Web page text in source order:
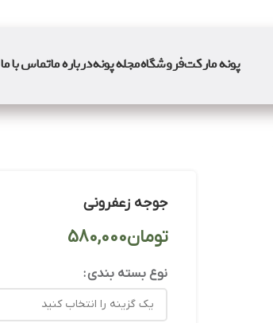
پونه مارکتفروشگاهمجله پونهدرباره ماتماس با ما
جوجه زعفرونی
تومان
نوع بسته بندی